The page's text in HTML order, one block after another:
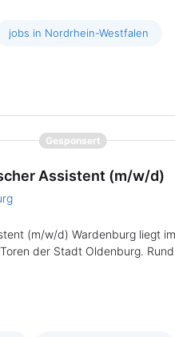
jobs in Nordrhein-Westfalen
Gesponsert{prompt.job}
Assistent (m/w/d)
(m/w/d) Wardenburg liegt
der Stadt Oldenburg.